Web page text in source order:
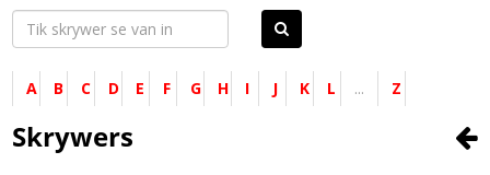
A B C D E F G H I J K L ... Z
Skrywers